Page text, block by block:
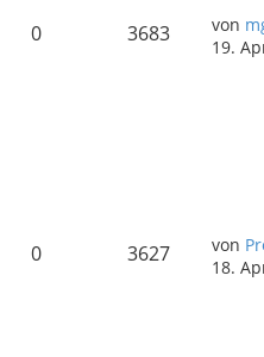
0 3683 von
19.
0 3627 von
18.